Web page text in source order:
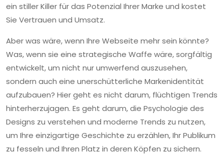
ein stiller Killer für das Potenzial Ihrer Marke und kostet
Sie Vertrauen und Umsatz.
Aber was wäre, wenn Ihre Webseite mehr sein könnte?
Was, wenn sie eine strategische Waffe wäre, sorgfältig
entwickelt, um nicht nur umwerfend auszusehen,
sondern auch eine unerschütterliche Markenidentität
aufzubauen? Hier geht es nicht darum, flüchtigen Trends
hinterherzujagen. Es geht darum, die Psychologie des
Designs zu verstehen und moderne Trends zu nutzen,
um Ihre einzigartige Geschichte zu erzählen, Ihr Publikum
zu fesseln und Ihren Platz in deren Köpfen zu sichern.